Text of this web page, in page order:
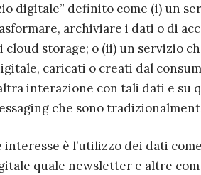
digitale” definito come (i) un
archiviare i dati o di
cloud storage; o (ii) un servizio
caricati o creati dal
interazione con tali dati e su
che sono
è l’utilizzo dei dati
quale newsletter e altre